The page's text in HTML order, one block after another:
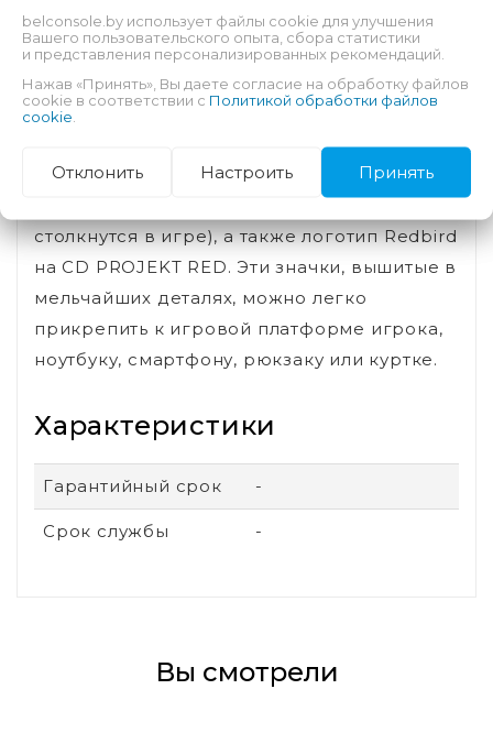
возьмите на себя самую рискованную
работу в своей жизни и отправляйтесь за
прототипом имплантата, который является
ключом к бессмертию.
В наборе Cyberpunk 2077 Ultimate Edition
(PlayStation 5) представлены символы 7
столкнутся в игре), а также логотип Redbird
на CD PROJEKT RED. Эти значки, вышитые в
мельчайших деталях, можно легко
прикрепить к игровой платформе игрока,
ноутбуку, смартфону, рюкзаку или куртке.
Характеристики
Гарантийный срок -
Срок службы -
Вы смотрели
belconsole.by использует файлы cookie для улучшения
Вашего пользовательского опыта, сбора статистики
и представления персонализированных рекомендаций.
Нажав «Принять», Вы даете согласие на обработку файлов
cookie в соответствии с Политикой обработки файлов
cookie
Отклонить Настроить Принять